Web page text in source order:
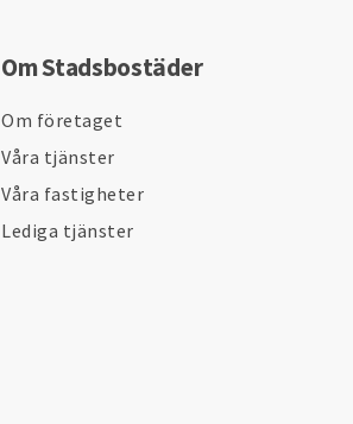
Om Stadsbostäder
Om företaget
Våra tjänster
Våra fastigheter
Lediga tjänster